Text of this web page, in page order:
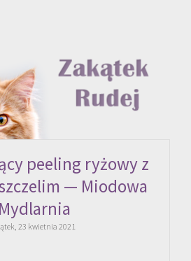
peeling ryżowy z
— Miodowa
Mydlarnia
23 kwietnia 2021